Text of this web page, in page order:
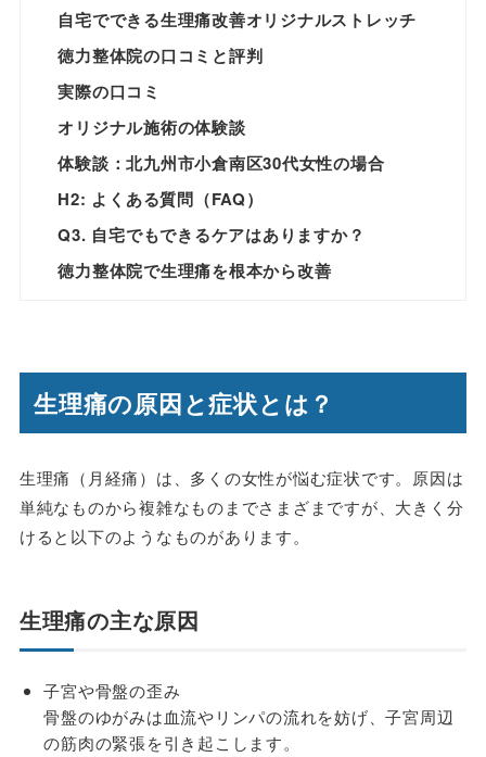
自宅でできる生理痛改善オリジナルストレッチ
徳力整体院の口コミと評判
実際の口コミ
オリジナル施術の体験談
体験談：北九州市小倉南区30代女性の場合
H2: よくある質問（FAQ）
Q3. 自宅でもできるケアはありますか？
徳力整体院で生理痛を根本から改善
生理痛の原因と症状とは？
生理痛（月経痛）は、多くの女性が悩む症状です。原因は
単純なものから複雑なものまでさまざまですが、大きく分
けると以下のようなものがあります。
生理痛の主な原因
子宮や骨盤の歪み
骨盤のゆがみは血流やリンパの流れを妨げ、子宮周辺
の筋肉の緊張を引き起こします。